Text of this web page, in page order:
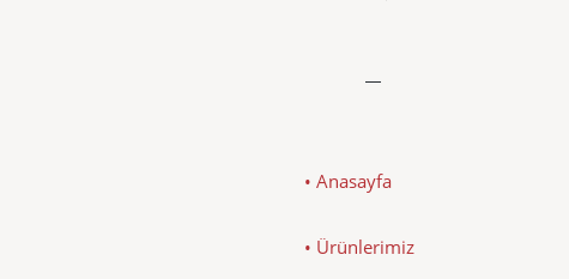
• Anasayfa
• Ürünlerimiz